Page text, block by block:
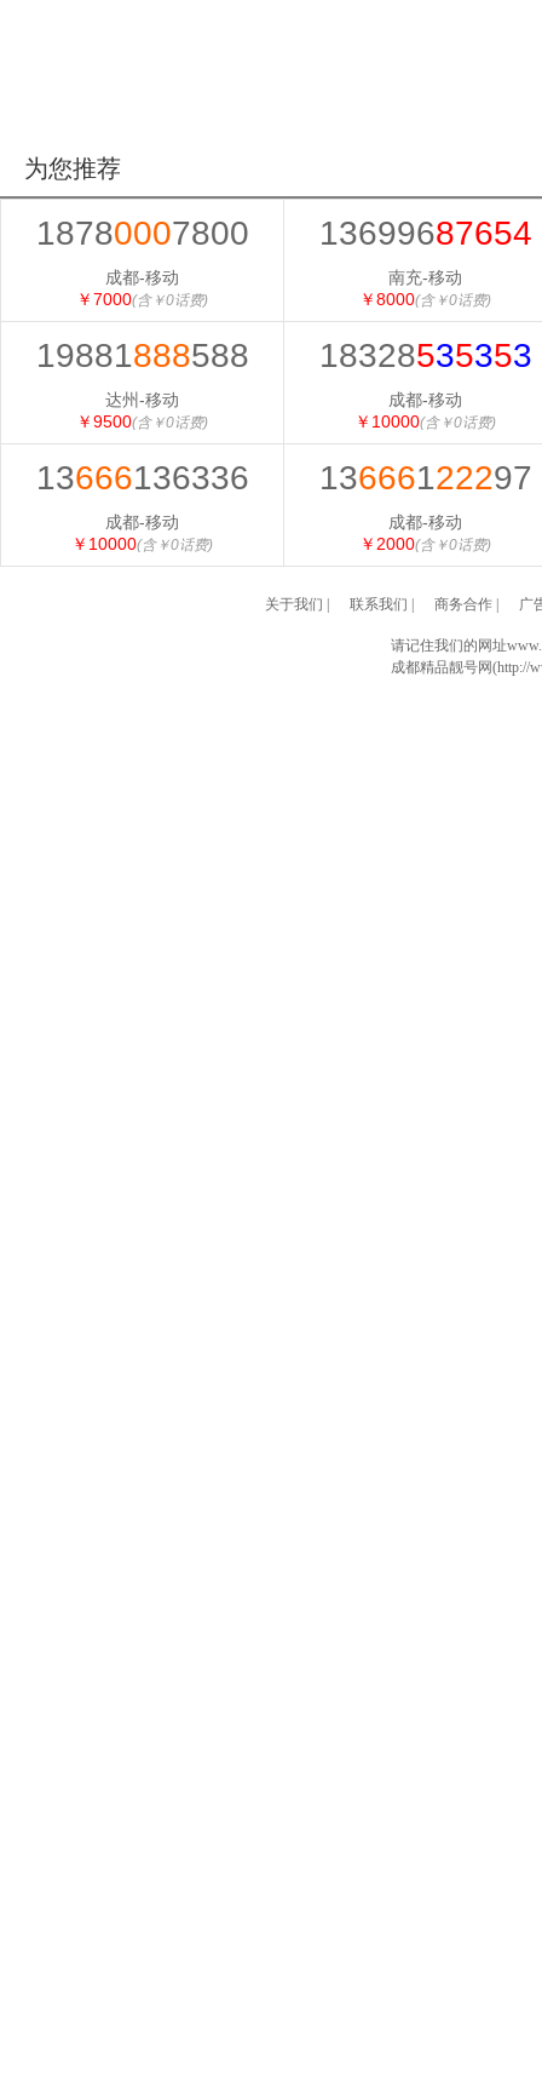
为您推荐
18780007800
成都-移动
￥7000(含￥0话费)
13699687654
南充-移动
￥8000(含￥0话费)
19881888588
达州-移动
￥9500(含￥0话费)
18328535353
成都-移动
￥10000(含￥0话费)
13666136336
成都-移动
￥10000(含￥0话费)
13666122297
成都-移动
￥2000(含￥0话费)
关于我们 联系我们 商务合作| 广
请记住我们的网址
成都精品靓号网(http://